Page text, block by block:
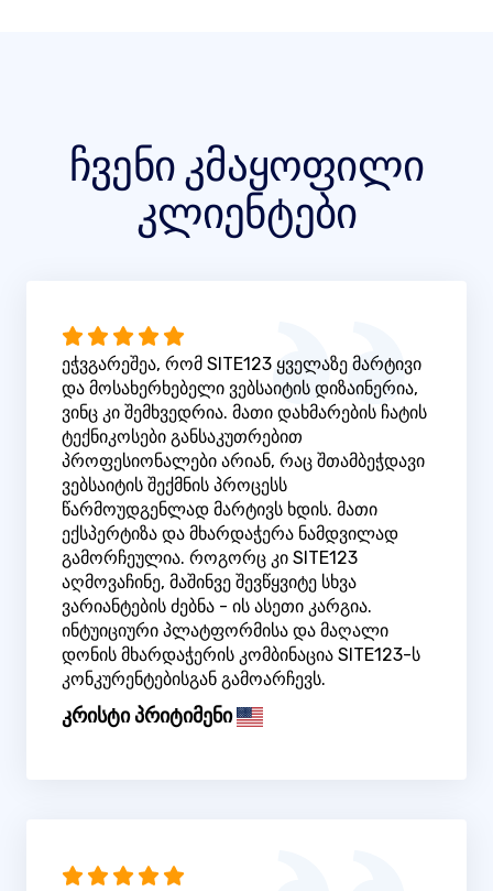
ჩვენი კმაყოფილი
კლიენტები
ეჭვგარეშეა, რომ SITE123 ყველაზე მარტივი
და მოსახერხებელი ვებსაიტის დიზაინერია,
ვინც კი შემხვედრია. მათი დახმარების ჩატის
ტექნიკოსები განსაკუთრებით
პროფესიონალები არიან, რაც შთამბეჭდავი
ვებსაიტის შექმნის პროცესს
წარმოუდგენლად მარტივს ხდის. მათი
ექსპერტიზა და მხარდაჭერა ნამდვილად
გამორჩეულია. როგორც კი SITE123
აღმოვაჩინე, მაშინვე შევწყვიტე სხვა
ვარიანტების ძებნა - ის ასეთი კარგია.
ინტუიციური პლატფორმისა და მაღალი
დონის მხარდაჭერის კომბინაცია SITE123-ს
კონკურენტებისგან გამოარჩევს.
კრისტი პრიტიმენი